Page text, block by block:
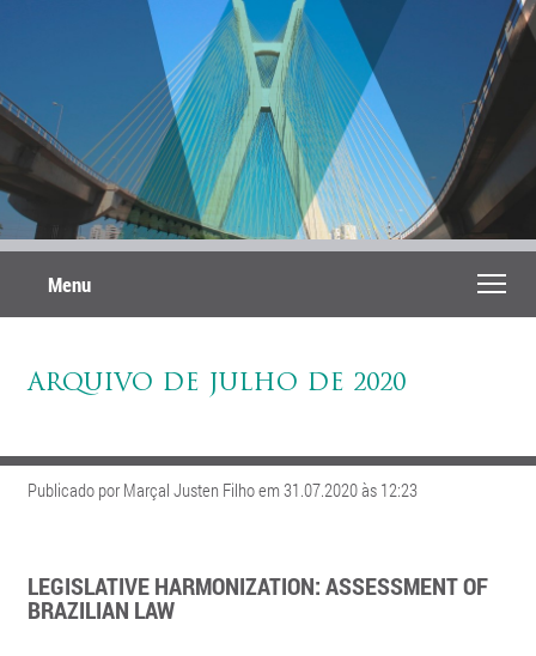
Menu
ARQUIVO DE JULHO DE 2020
Publicado por Marçal Justen Filho em 31.07.2020 às 12:23
LEGISLATIVE HARMONIZATION: ASSESSMENT OF
BRAZILIAN LAW